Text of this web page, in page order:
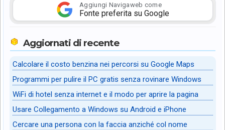
Aggiungi Navigaweb come
Fonte preferita su Google
Aggiornati di recente
Calcolare il costo benzina nei percorsi su Google Maps
Programmi per pulire il PC gratis senza rovinare Windows
WiFi di hotel senza internet e il modo per aprire la pagina
Usare Collegamento a Windows su Android e iPhone
Cercare una persona con la faccia anziché col nome